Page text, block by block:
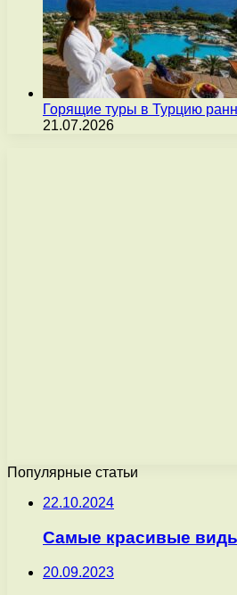
Горящие туры в Турцию
21.07.2026
Популярные статьи
22.10.2024
Самые красивые виды
20.09.2023